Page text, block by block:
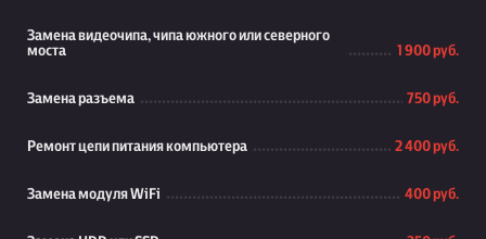
Замена видеочипа, чипа южного или северного
моста
1 900 руб.
Замена разъема 750 руб.
Ремонт цепи питания компьютера 2 400 руб.
Замена модуля WiFi 400 руб.